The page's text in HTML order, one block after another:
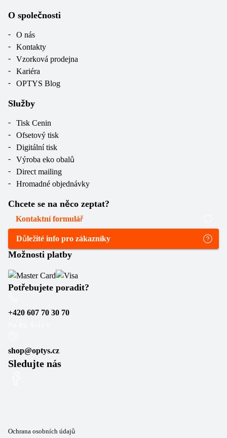
O společnosti
O nás
Kontakty
Vzorková prodejna
Kariéra
OPTYS Blog
Služby
Tisk Cenin
Ofsetový tisk
Digitální tisk
Výroba eko obalů
Direct mailing
Hromadné objednávky
Chcete se na něco zeptat?
Kontaktní formulář
Důležité info pro zákazníky
Možnosti platby
Potřebujete poradit?
+420 607 70 30 70
shop@optys.cz
Sledujte nás
Ochrana osobních údajů